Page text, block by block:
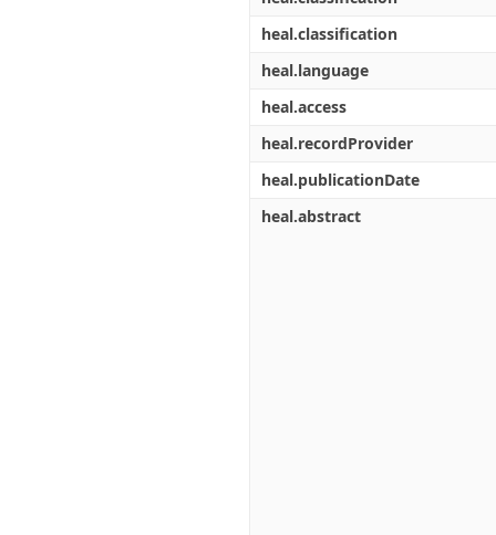
heal.classification
heal.language
heal.access
heal.recordProvider
heal.publicationDate
heal.abstract